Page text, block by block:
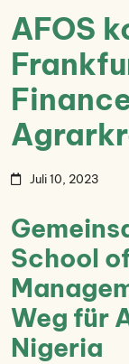
AFOS
Juli 10, 2023
School
Weg für
Nigeria